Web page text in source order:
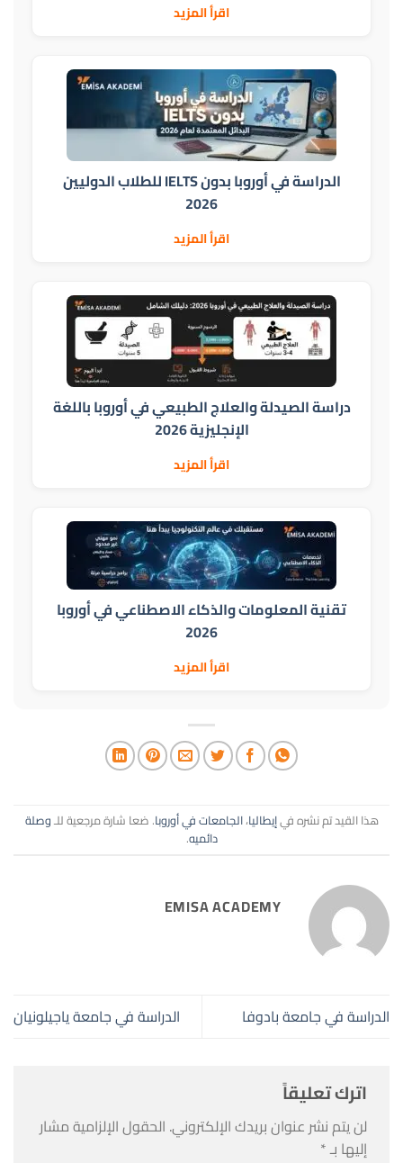
اقرأ المزيد
الدراسة في أوروبا بدون IELTS للطلاب الدوليين
2026
اقرأ المزيد
دراسة الصيدلة والعلاج الطبيعي في أوروبا باللغة
الإنجليزية 2026
اقرأ المزيد
تقنية المعلومات والذكاء الاصطناعي في أوروبا
2026
اقرأ المزيد
هذا القيد تم نشره فيإيطاليا،الجامعات في أوروبا. ضعا شارة مرجعية للـوصلة
دائميه.
EMISA ACADEMY
الدراسة في جامعة بادوفا الدراسة في جامعة ياجيلونيان
اترك تعليقاً
لن يتم نشر عنوان بريدك الإلكتروني. الحقول الإلزامية مشار
إليها بـ*